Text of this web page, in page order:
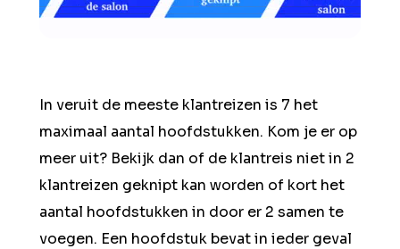
In veruit de meeste klantreizen is 7 het
maximaal aantal hoofdstukken. Kom je er op
meer uit? Bekijk dan of de klantreis niet in 2
klantreizen geknipt kan worden of kort het
aantal hoofdstukken in door er 2 samen te
voegen. Een hoofdstuk bevat in ieder geval